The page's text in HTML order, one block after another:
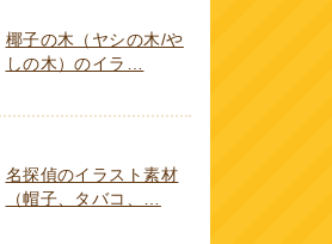
椰子の木（ヤシの木/や
しの木）のイラ…
名探偵のイラスト素材
（帽子、タバコ、…